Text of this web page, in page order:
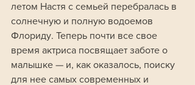
летом Настя с семьей перебралась в
солнечную и полную водоемов
Флориду. Теперь почти все свое
время актриса посвящает заботе о
малышке — и, как оказалось, поиску
для нее самых современных и